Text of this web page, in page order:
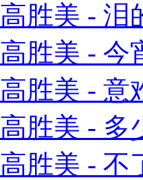
高胜美 - 泪
高胜美 - 今
高胜美 - 意
高胜美 - 多
高胜美 - 不